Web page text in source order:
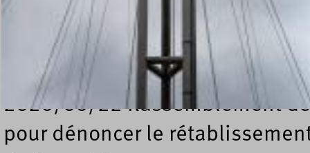
2026/06/26 Manifestation
ligne de bus à Strasbourg
2026/06/24 Rassemblement
2026/06/22 Rassemblement
pour dénoncer le